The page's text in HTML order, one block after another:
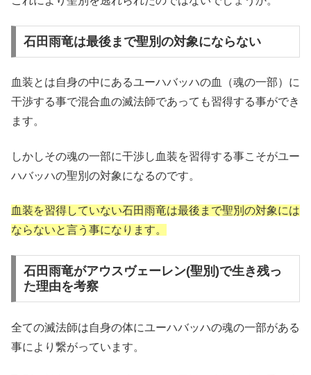
石田雨竜は最後まで聖別の対象にならない
血装とは自身の中にあるユーハバッハの血（魂の一部）に
干渉する事で混合血の滅法師であっても習得する事ができ
ます。
しかしその魂の一部に干渉し血装を習得する事こそがユー
ハバッハの聖別の対象になるのです。
血装を習得していない石田雨竜は最後まで聖別の対象には
ならないと言う事になります。
石田雨竜がアウスヴェーレン(聖別)で生き残っ
た理由を考察
全ての滅法師は自身の体にユーハバッハの魂の一部がある
事により繋がっています。